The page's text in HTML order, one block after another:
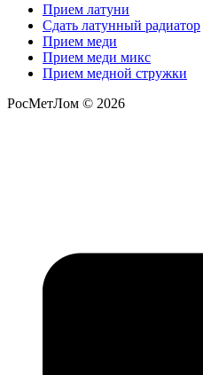
Прием латуни
Сдать латунный радиатор
Прием меди
Прием меди микс
Прием медной стружки
РосМетЛом © 2026